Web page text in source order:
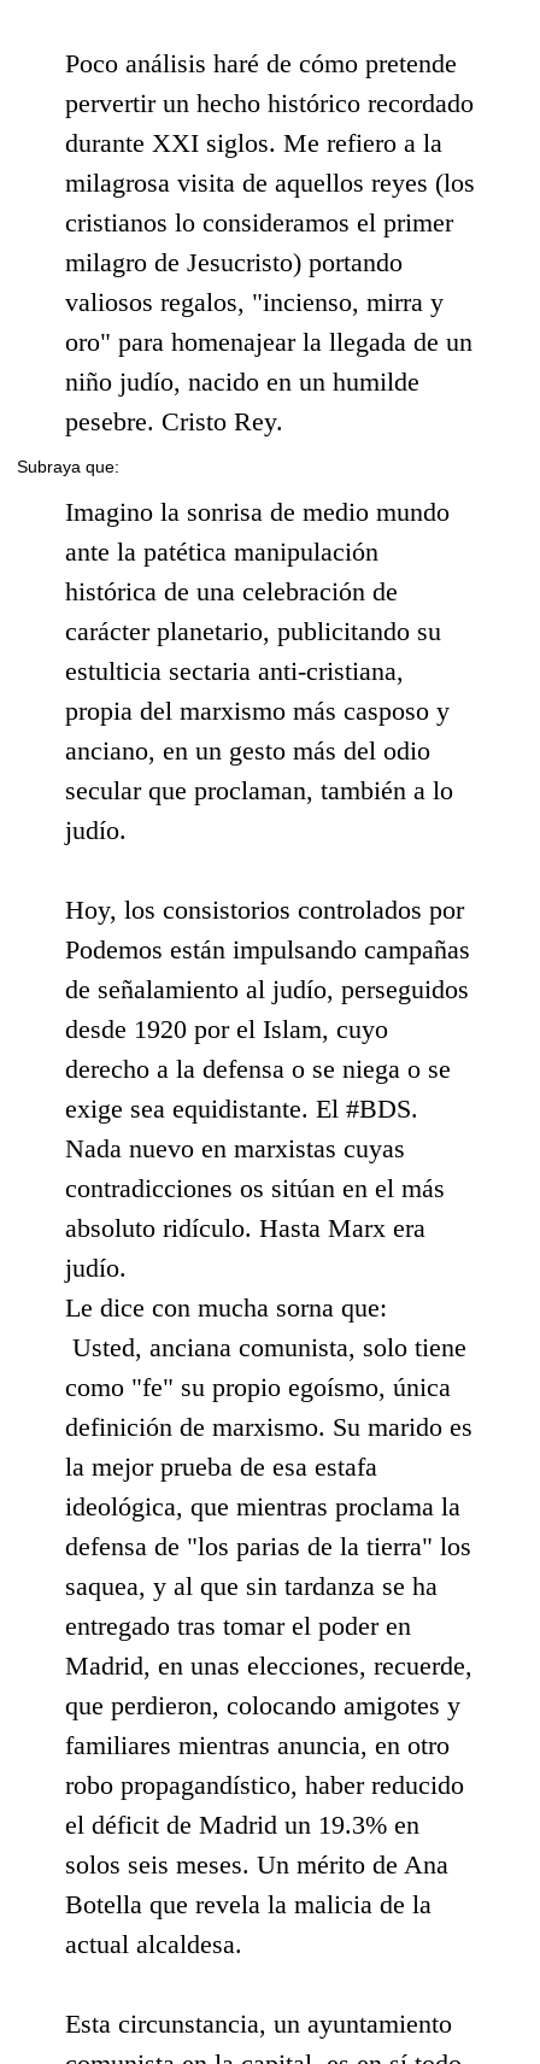
Poco análisis haré de cómo pretende
pervertir un hecho histórico recordado
durante XXI siglos. Me refiero a la
milagrosa visita de aquellos reyes (los
cristianos lo consideramos el primer
milagro de Jesucristo) portando
valiosos regalos, "incienso, mirra y
oro" para homenajear la llegada de un
niño judío, nacido en un humilde
pesebre. Cristo Rey.
Subraya que:
Imagino la sonrisa de medio mundo
ante la patética manipulación
histórica de una celebración de
carácter planetario, publicitando su
estulticia sectaria anti-cristiana,
propia del marxismo más casposo y
anciano, en un gesto más del odio
secular que proclaman, también a lo
judío.
Hoy, los consistorios controlados por
Podemos están impulsando campañas
de señalamiento al judío, perseguidos
desde 1920 por el Islam, cuyo
derecho a la defensa o se niega o se
exige sea equidistante. El #BDS.
Nada nuevo en marxistas cuyas
contradicciones os sitúan en el más
absoluto ridículo. Hasta Marx era
judío.
Le dice con mucha sorna que:
Usted, anciana comunista, solo tiene
como "fe" su propio egoísmo, única
definición de marxismo. Su marido es
la mejor prueba de esa estafa
ideológica, que mientras proclama la
defensa de "los parias de la tierra" los
saquea, y al que sin tardanza se ha
entregado tras tomar el poder en
Madrid, en unas elecciones, recuerde,
que perdieron, colocando amigotes y
familiares mientras anuncia, en otro
robo propagandístico, haber reducido
el déficit de Madrid un 19.3% en
solos seis meses. Un mérito de Ana
Botella que revela la malicia de la
actual alcaldesa.
Esta circunstancia, un ayuntamiento